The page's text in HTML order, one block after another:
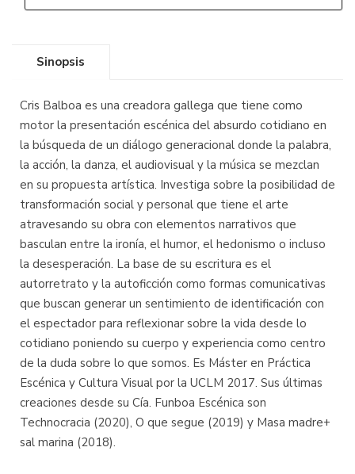
Sinopsis
Cris Balboa es una creadora gallega que tiene como
motor la presentación escénica del absurdo cotidiano en
la búsqueda de un diálogo generacional donde la palabra,
la acción, la danza, el audiovisual y la música se mezclan
en su propuesta artística. Investiga sobre la posibilidad de
transformación social y personal que tiene el arte
atravesando su obra con elementos narrativos que
basculan entre la ironía, el humor, el hedonismo o incluso
la desesperación. La base de su escritura es el
autorretrato y la autoficción como formas comunicativas
que buscan generar un sentimiento de identificación con
el espectador para reflexionar sobre la vida desde lo
cotidiano poniendo su cuerpo y experiencia como centro
de la duda sobre lo que somos. Es Máster en Práctica
Escénica y Cultura Visual por la UCLM 2017. Sus últimas
creaciones desde su Cía. Funboa Escénica son
Technocracia (2020), O que segue (2019) y Masa madre+
sal marina (2018).